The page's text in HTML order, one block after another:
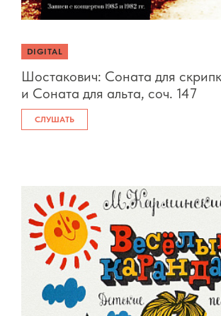
DIGITAL
Шостакович: Соната для
и Соната для альта, соч. 147
СЛУШАТЬ